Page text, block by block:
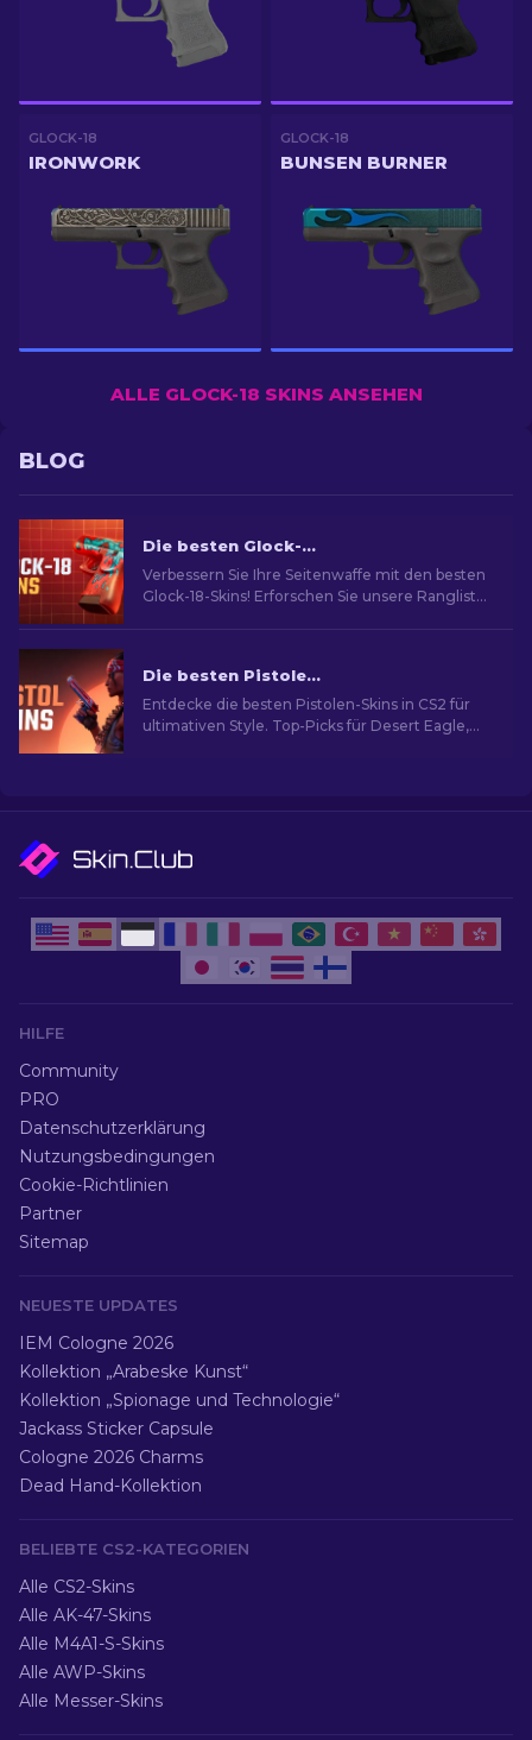
GLOCK-18
IRONWORK
GLOCK-18
BUNSEN BURNER
ALLE GLOCK-18 SKINS ANSEHEN
BLOG
Die besten Glock-18-Skins in CS2: Vollständige Liste [2026]
Verbessern Sie Ihre Seitenwaffe mit den besten
Glock-18-Skins! Erforschen Sie unsere Rangliste,
Die besten Pistolen-Skins in CS2 [2026]
Entdecke die besten Pistolen-Skins in CS2 für
ultimativen Style. Top-Picks für Desert Eagle,
HILFE
Community
PRO
Datenschutzerklärung
Nutzungsbedingungen
Cookie-Richtlinien
Partner
Sitemap
NEUESTE UPDATES
IEM Cologne 2026
Kollektion „Arabeske Kunst“
Kollektion „Spionage und Technologie“
Jackass Sticker Capsule
Cologne 2026 Charms
Dead Hand-Kollektion
BELIEBTE CS2-KATEGORIEN
Alle CS2-Skins
Alle AK-47-Skins
Alle M4A1-S-Skins
Alle AWP-Skins
Alle Messer-Skins